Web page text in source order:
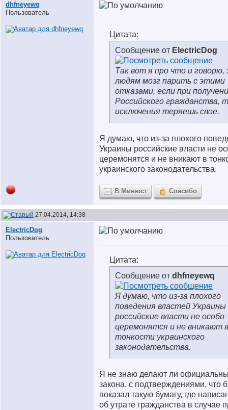
dhfneyewq
Пользователь
Цитата:
Сообщение от ElectricDog
Так вот я про что и говорю,
людям мозг парить с этими
отказами, если при
Российского гражданства,
исключения теряешь свое.
Я думаю, что из-за плохого
Украины российские власти не
церемонятся и не вникают в
украинского законодательства.
В Минюст Спасибо
27.04.2014, 14:38
ElectricDog
Пользователь
Цитата:
Сообщение от dhfneyewq
Я думаю, что из-за плохого
поведения властей Украины
российские власти не особо
церемонятся и не вникают в
тонкости украинского
законодательства.
Я не знаю делают ли
закона, с подтверждениями, что
показал такую бумагу, где
об утрате гражданства в случае